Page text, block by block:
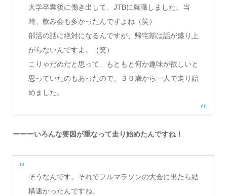
大学卒業後に働き出して、JTBに就職しました。当
時、飲み会も多かったんですよね（笑）
部活の話に絶対になるんですが、帰宅部は話が盛り上
がらないんですよ。（笑）
こりゃだめだと思って、もともと何か趣味が欲しいと
思っていたのもあったので、３０歳から一人で走り始
めました。
ーーーいろんな要因が重なって走り始めたんですね！
そうなんです。それでフルマラソンの大会に出たら結
構速かったんですね。